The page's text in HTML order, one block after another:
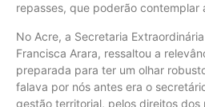
repasses, que poderão contemplar
No Acre, a Secretaria
Francisca Arara, ressaltou a
preparada para ter um olhar
falava por nós antes era o
gestão territorial, pelos direitos dos